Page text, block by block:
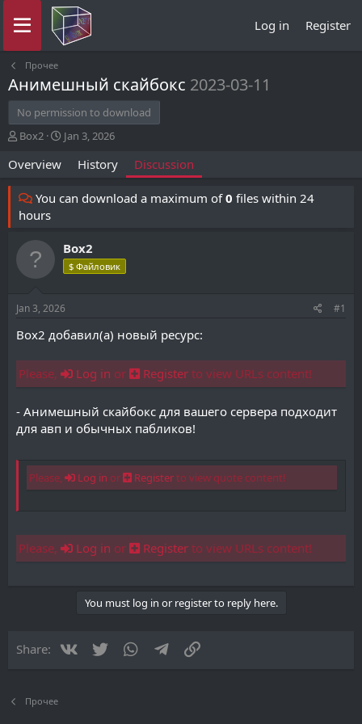
Log in Register
Прочее
Анимешный скайбокс 2023-03-11
No permission to download
T
r
a
d
s
a
r
Box2
S
t
e
Jan 3, 2026
Overview History Discussion
You can download a maximum of0 files within 24
hours
Box2
$ Файловик
Jan 3, 2026 #1
Box2 добавил(а) новый ресурс:
Please, Log in or Register to view URLs content!
- Анимешный скайбокс для вашего сервера подходит
для авп и обычных пабликов!
Please, Log in or Registerto view quote content!
Please, Log in or Register to view URLs content!
You must log in or register to reply here.
Share: Vkontakte
Twitter WhatsAppTelegram
Прочее